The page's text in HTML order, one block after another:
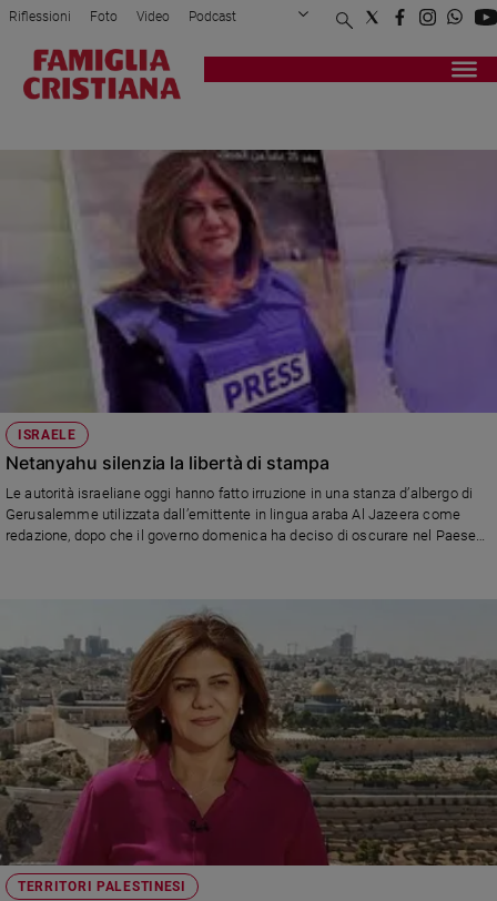
Attualità
Papa
Papa
Chiesa
Chiesa
Santi
Devozione
e
fede
Parola
del
giorno
Santo
del
giorno
Riflessioni Foto Video Podcast
Privacy Policy Chi siamo
Registrati Redazione
ISRAELE
Netanyahu silenzia la libertà di stampa
Le autorità israeliane oggi hanno fatto irruzione in una stanza d’albergo di
Gerusalemme utilizzata dall’emittente in lingua araba Al Jazeera come
redazione, dopo che il governo domenica ha deciso di oscurare nel Paese
TERRITORI PALESTINESI